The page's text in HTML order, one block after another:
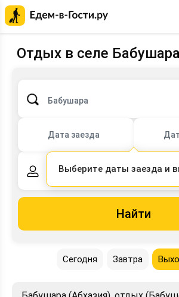
Гости.ру
Отдых в селе
Бабушара
Дата заезда
2 взрослых, 0 детей
Найти
Сегодня Завтра
Выберите даты заезда и